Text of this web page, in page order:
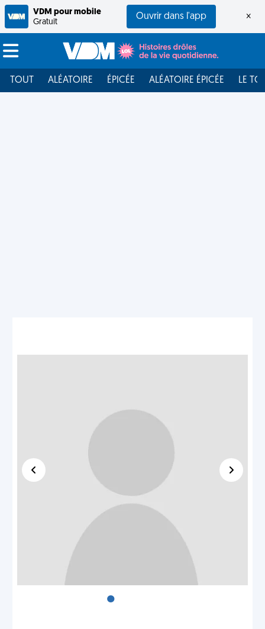
VDM pour mobile
Gratuit
Ouvrir dans l'app ×
TOUT ALÉATOIRE ÉPICÉE ALÉATOIRE ÉPICÉE LE
•